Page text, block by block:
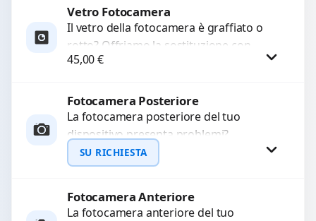
qualità...
Procedi
Vetro Fotocamera
Il vetro della fotocamera è graffiato o
rotto? Offriamo la sostituzione con
ricambi di alta qualità garantiti per 3
45,00€
Procedi
Fotocamera Posteriore
La fotocamera posteriore del tuo
dispositivo presenta problemi?
Interveniamo per risolvere guasti come
immagini sfocate, messa a fuoco non
SU RICHIESTA
Richiedi Preventivo
Fotocamera Anteriore
La fotocamera anteriore del tuo